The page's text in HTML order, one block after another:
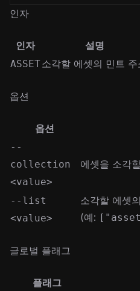
인자
인자 설명
ASSET소각할 에셋의 민트 주
옵션
옵션
--
collection
<value>
에셋을 소각
--list
<value>
소각할 에셋
(예:
글로벌 플래그
플래그